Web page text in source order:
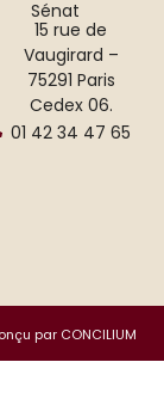
Sénat
15 rue de
Vaugirard –
75291 Paris
Cedex 06.
01 42 34 47 65
par CONCILIUM